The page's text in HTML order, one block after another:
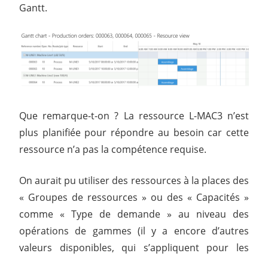
Gantt.
Que remarque-t-on ? La ressource L-MAC3 n’est
plus planifiée pour répondre au besoin car cette
ressource n’a pas la compétence requise.
On aurait pu utiliser des ressources à la places des
« Groupes de ressources » ou des « Capacités »
comme « Type de demande » au niveau des
opérations de gammes (il y a encore d’autres
valeurs disponibles, qui s’appliquent pour les